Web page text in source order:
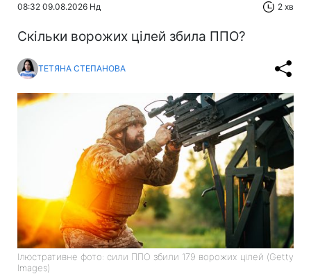
08:32 09.08.2026 Нд 2 хв
Скільки ворожих цілей збила ППО?
ТЕТЯНА СТЕПАНОВА
Ілюстративне фото: сили ППО збили 179 ворожих цілей (Getty
Images)